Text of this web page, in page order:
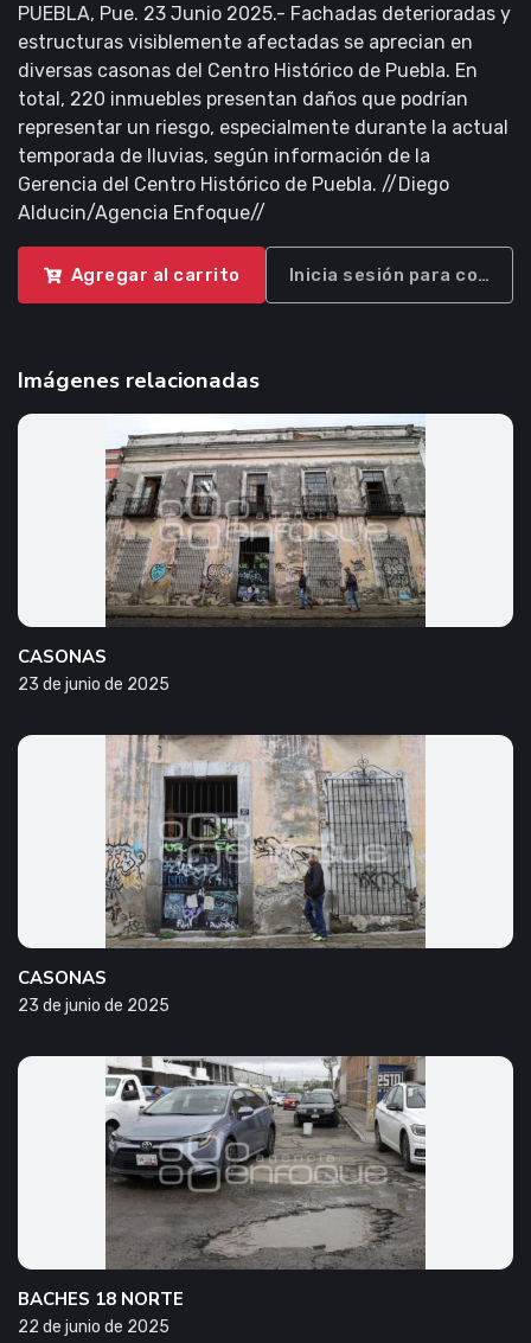
PUEBLA, Pue. 23 Junio 2025.- Fachadas deterioradas y
estructuras visiblemente afectadas se aprecian en
diversas casonas del Centro Histórico de Puebla. En
total, 220 inmuebles presentan daños que podrían
representar un riesgo, especialmente durante la actual
temporada de lluvias, según información de la
Gerencia del Centro Histórico de Puebla. //Diego
Alducin/Agencia Enfoque//
Agregar al carrito Inicia sesión para
Imágenes relacionadas
CASONAS
23 de junio de 2025
CASONAS
23 de junio de 2025
BACHES 18 NORTE
22 de junio de 2025